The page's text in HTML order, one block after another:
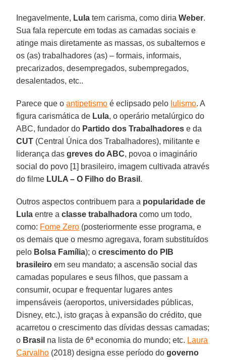
Inegavelmente, Lula tem carisma, como diriaWeber.
Sua fala repercute em todas as camadas sociais e
atinge mais diretamente as massas, os subalternos e
os (as) trabalhadores (as) – formais, informais,
precarizados, desempregados, subempregados,
desalentados, etc..
Parece que oantipetismo é eclipsado pelo lulismo. A
figura carismática de Lula, o operário metalúrgico do
ABC, fundador do Partido dos Trabalhadores e da
CUT (Central Única dos Trabalhadores), militante e
liderança dasgreves do ABC, povoa o imaginário
social do povo [1] brasileiro, imagem cultivada através
do filme LULA – O Filho do Brasil .
Outros aspectos contribuem para a popularidade de
Lula entre aclasse trabalhadora como um todo,
como: Fome Zero (posteriormente esse programa, e
os demais que o mesmo agregava, foram substituídos
pelo Bolsa Família); ocrescimento do PIB
brasileiro em seu mandato; a ascensão social das
camadas populares e seus filhos, que passam a
consumir, ocupar e frequentar lugares antes
impensáveis (aeroportos, universidades públicas,
Disney, etc.), isto graças à expansão do crédito, que
acarretou o crescimento das dívidas dessas camadas;
o Brasil na lista de 6ª economia do mundo; etc. Laura
Carvalho (2018) designa esse período dogoverno